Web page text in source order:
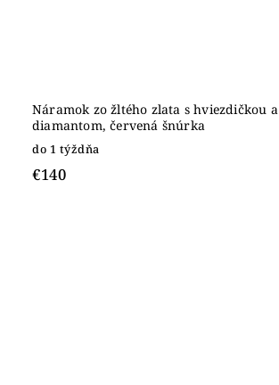
Náramok zo žltého zlata s hviezdičkou a
diamantom, červená šnúrka
do 1 týždňa
€140